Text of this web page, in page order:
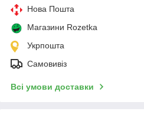
Нова Пошта
Магазини Rozetka
Укрпошта
Самовивіз
Всі умови доставки